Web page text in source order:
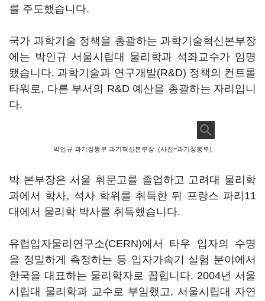
를 주도했습니다.
국가 과학기술 정책을 총괄하는 과학기술혁신본부장
에는 박인규 서울시립대 물리학과 석좌교수가 임명
됐습니다. 과학기술과 연구개발(R&D) 정책의 컨트롤
타워로, 다른 부서의 R&D 예산을 총괄하는 자리입니
다.
박인규 과기정통부 과기혁신본부장. (사진=과기정통부)
박 본부장은 서울 휘문고를 졸업하고 고려대 물리학
과에서 학사, 석사 학위를 취득한 뒤 프랑스 파리11
대에서 물리학 박사를 취득했습니다.
유럽입자물리연구소(CERN)에서 타우 입자의 수명
을 정밀하게 측정하는 등 입자가속기 실험 분야에서
한국을 대표하는 물리학자로 꼽힙니다. 2004년 서울
시립대 물리학과 교수로 부임했고, 서울시립대 자연